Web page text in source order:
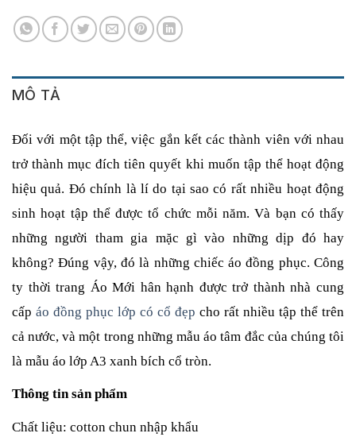
MÔ TẢ
Đối với một tập thể, việc gắn kết các thành viên với nhau
trở thành mục đích tiên quyết khi muốn tập thể hoạt động
hiệu quả. Đó chính là lí do tại sao có rất nhiều hoạt động
sinh hoạt tập thể được tổ chức mỗi năm. Và bạn có thấy
những người tham gia mặc gì vào những dịp đó hay
không? Đúng vậy, đó là những chiếc áo đồng phục. Công
ty thời trang Áo Mới hân hạnh được trở thành nhà cung
cấp áo đồng phục lớp có cổ đẹp cho rất nhiều tập thể trên
cả nước, và một trong những mẫu áo tâm đắc của chúng tôi
là mẫu áo lớp A3 xanh bích cổ tròn.
Thông tin sản phẩm
Chất liệu: cotton chun nhập khẩu